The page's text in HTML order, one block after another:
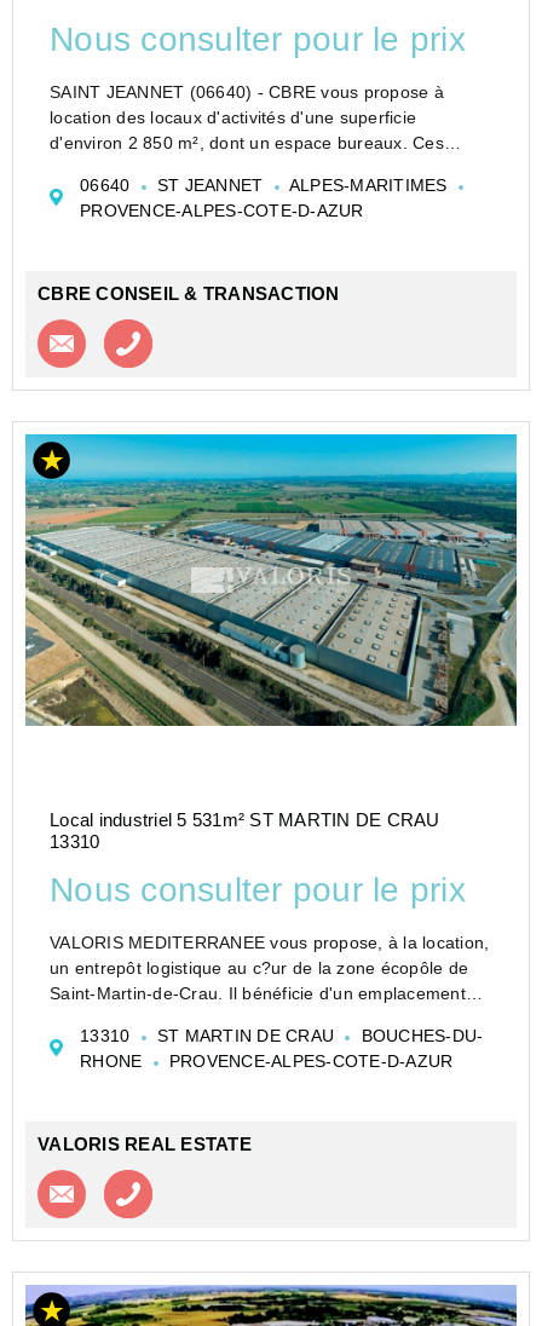
Nous consulter pour le prix
SAINT JEANNET (06640) - CBRE vous propose à
location des locaux d'activités d'une superficie
d'environ 2 850 m², dont un espace bureaux. Ces
bitumé, sont accessibles par les poids lo...
06640 ST JEANNET
ALPES-MARITIMES
PROVENCE-ALPES-COTE-D-AZUR
CBRE CONSEIL & TRANSACTION
Contacter l'agence
Local industriel 5 531m² ST MARTIN DE CRAU
13310
Nous consulter pour le prix
VALORIS MEDITERRANEE vous propose, à la location,
un entrepôt logistique au c?ur de la zone écopôle de
Saint-Martin-de-Crau. Il bénéficie d'un emplacement
d'une connexion rapide au port de Fos-sur...
13310 ST MARTIN DE CRAU
BOUCHES-DU-
RHONE
PROVENCE-ALPES-COTE-D-AZUR
VALORIS REAL ESTATE
Contacter l'agence